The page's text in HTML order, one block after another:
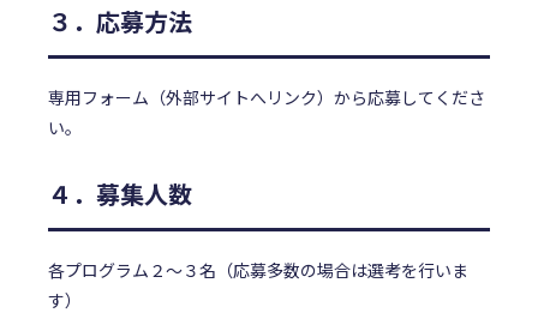
３．応募方法
専用フォーム（外部サイトへリンク） から応募してくださ
い。
４．募集人数
各プログラム２～３名（応募多数の場合は選考を行いま
す）